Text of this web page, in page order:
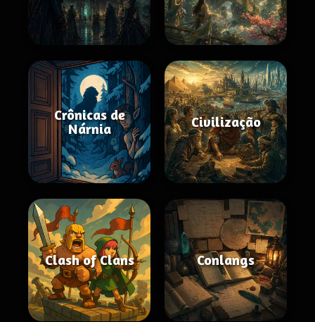
Crônicas de
Nárnia
Civilização
Clash of Clans Conlangs